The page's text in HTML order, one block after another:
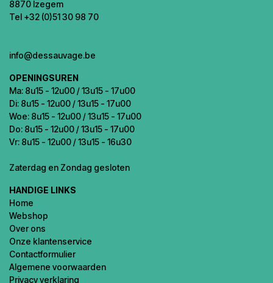
8870 Izegem
Tel +32 (0)51 30 98 70
info@dessauvage.be
OPENINGSUREN
Ma: 8u15 - 12u00 / 13u15 - 17u00
Di: 8u15 - 12u00 / 13u15 - 17u00
Woe: 8u15 - 12u00 / 13u15 - 17u00
Do: 8u15 - 12u00 / 13u15 - 17u00
Vr: 8u15 - 12u00 / 13u15 - 16u30
Zaterdag en Zondag gesloten
HANDIGE LINKS
Home
Webshop
Over ons
Onze klantenservice
Contactformulier
Algemene voorwaarden
Privacy verklaring